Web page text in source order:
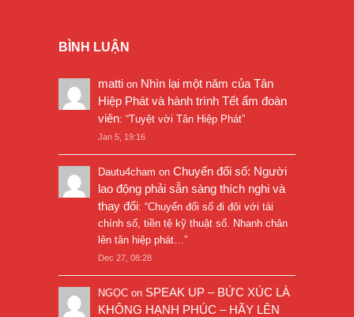
BÌNH LUẬN
matti on Nhìn lại một năm của Tân
Hiệp Phát và hành trình Tết ấm đoàn
viên: “Tuyệt vời Tân Hiệp Phát”
Jan 5, 19:16
Dautu4cham on Chuyển đổi số: Người
lao động phải sẵn sàng thích nghi và
thay đổi: “Chuyển đổi số đi đôi với tài
chính số, tiền tệ kỹ thuật số. Nhanh chân
lên tân hiệp phát…”
Dec 27, 08:28
NGỌC on SPEAK UP – BỨC XÚC LÀ
KHÔNG HẠNH PHÚC – HÃY LÊN